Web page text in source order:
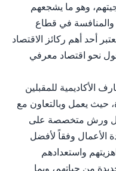
وهو ما يشجعهم
والمنافسة في قطاع
أحد أهم ركائز الاقتصاد
نحو اقتصاد معرفي
الأكاديمية للمقبلين
حيث يعمل وبالتعاون مع
ورش متخصصة على
الأعمال وفقاً لأفضل
واستعدادهم
من حياتهم، وبما